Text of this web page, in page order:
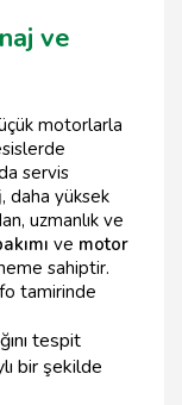
ve
motorlarla
servis
, daha yüksek
uzmanlık ve
ve motor
sahiptir.
tamirinde
tespit
bir şekilde